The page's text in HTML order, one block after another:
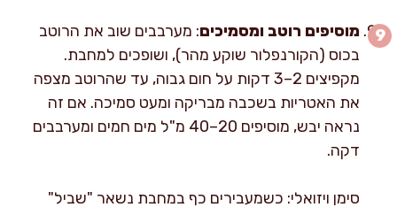
מוסיפים רוטב ומסמיכים: מערבבים שוב את הרוטב
בכוס (הקורנפלור שוקע מהר), ושופכים למחבת.
מקפיצים 2–3 דקות על חום גבוה, עד שהרוטב מצפה
את האטריות בשכבה מבריקה ומעט סמיכה. אם זה
נראה יבש, מוסיפים 20–40 מ"ל מים חמים ומערבבים
דקה.
סימן ויזואלי: כשמעבירים כף במחבת נשאר "שביל"